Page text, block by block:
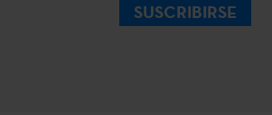
SUSCRIBIRSE